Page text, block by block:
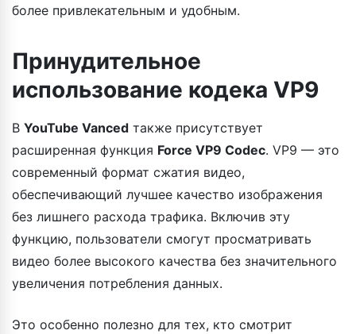
более привлекательным и удобным.
Принудительное
использование кодека VP9
В YouTube Vanced также присутствует
расширенная функция Force VP9 Codec. VP9 — это
современный формат сжатия видео,
обеспечивающий лучшее качество изображения
без лишнего расхода трафика. Включив эту
функцию, пользователи смогут просматривать
видео более высокого качества без значительного
увеличения потребления данных.
Это особенно полезно для тех, кто смотрит